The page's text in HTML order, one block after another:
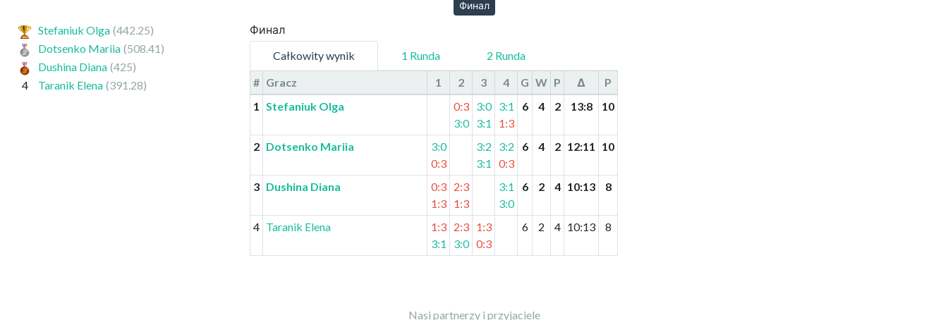
Финал
Stefaniuk Olga (442.25)
Dotsenko Mariia (508.41)
Dushina Diana (425)
4
Taranik Elena (391.28)
Финал
Całkowity wynik
1 Runda
2 Runda
# Gracz 1 2 3 4 G W P Δ
P
1 Stefaniuk Olga
0:3
3:0
3:0
3:1
3:1
1:3
6 4 2 13:8 10
2 Dotsenko Mariia
3:0
0:3
3:2
3:1
3:2
0:3
6 4 2 12:11 10
3 Dushina Diana
0:3
1:3
2:3
1:3
3:1
3:0
6 2 4 10:13 8
4 Taranik Elena
1:3
3:1
2:3
3:0
1:3
0:3
6 2 4 10:13 8
Nasi partnerzy i przyjaciele